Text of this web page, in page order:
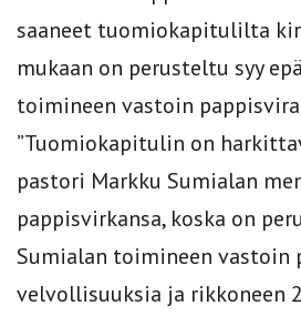
saaneet tuomiokapitulilta
mukaan on perusteltu syy
toimineen vastoin
”Tuomiokapitulin on
pastori Markku Sumialan
pappisvirkansa, koska on
Sumialan toimineen vastoin
velvollisuuksia ja rikkoneen